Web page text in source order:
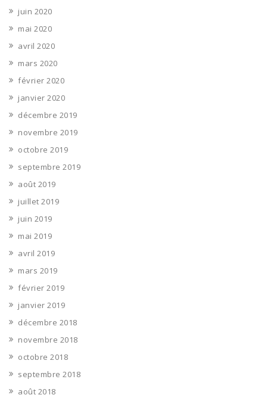
juin 2020
mai 2020
avril 2020
mars 2020
février 2020
janvier 2020
décembre 2019
novembre 2019
octobre 2019
septembre 2019
août 2019
juillet 2019
juin 2019
mai 2019
avril 2019
mars 2019
février 2019
janvier 2019
décembre 2018
novembre 2018
octobre 2018
septembre 2018
août 2018